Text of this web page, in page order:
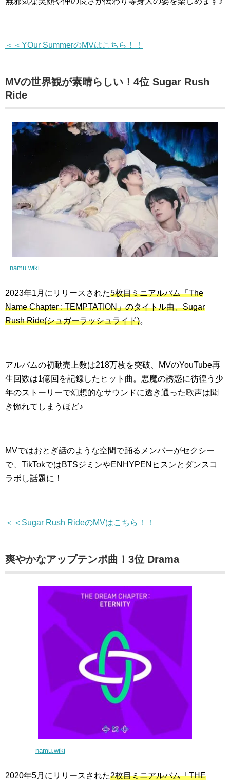
＜＜YOur SummerのMVはこちら！！
MVの世界観が素晴らしい！4位 Sugar Rush
Ride
namu.wiki
2023年1月にリリースされた5枚目ミニアルバム「The
Name Chapter : TEMPTATION」のタイトル曲、Sugar
Rush Ride(シュガーラッシュライド)。
アルバムの初動売上数は218万枚を突破、MVのYouTube再
生回数は1億回を記録したヒット曲。悪魔の誘惑に彷徨う少
年のストーリーで幻想的なサウンドに透き通った歌声は聞
き惚れてしまうほど♪
MVではおとぎ話のような空間で踊るメンバーがセクシー
で、TikTokではBTSジミンやENHYPENヒスンとダンスコ
ラボし話題に！
＜＜Sugar Rush RideのMVはこちら！！
爽やかなアップテンポ曲！3位 Drama
namu.wiki
2020年5月にリリースされた2枚目ミニアルバム「THE